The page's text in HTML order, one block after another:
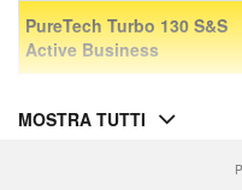
PureTech Turbo 130 S&S
Active Business
MOSTRA TUTTI